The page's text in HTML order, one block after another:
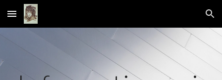
Skip to main content Skip to navigation